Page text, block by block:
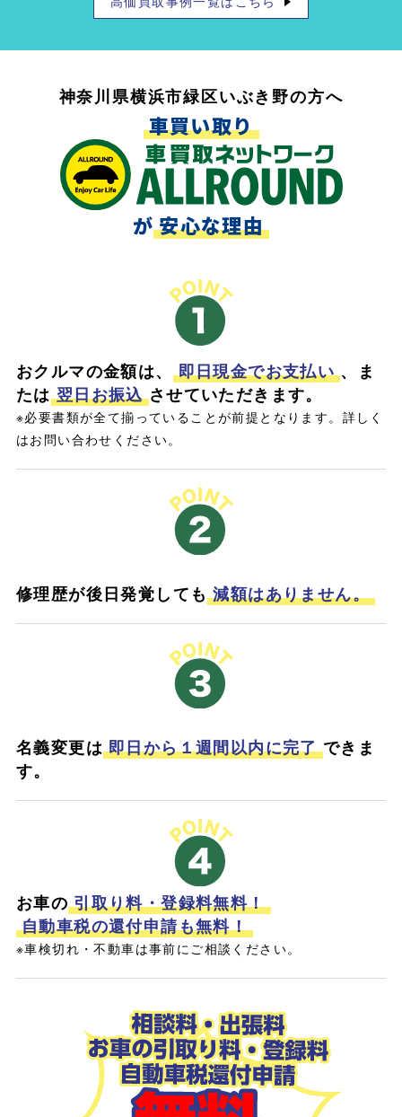
神奈川県横浜市緑区いぶき野の方へ
車買い取り
が安心な理由
おクルマの金額は、 即日現金でお支払い 、ま
たは 翌日お振込 させていただきます。
※必要書類が全て揃っていることが前提となります。詳しく
はお問い合わせください。
修理歴が後日発覚しても 減額はありません。
名義変更は 即日から１週間以内に完了 できま
す。
お車の 引取り料・登録料無料！
自動車税の還付申請も無料！
※車検切れ・不動車は事前にご相談ください。